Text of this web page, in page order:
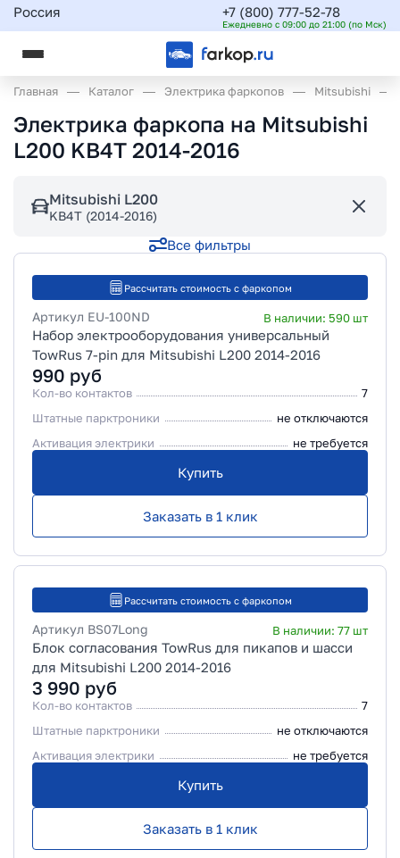
Россия +7 (800) 777-52-78
Ежедневно с 09:00 до 21:00 (по Мск)
Главная Каталог Электрика фаркопов Mitsubishi
Электрика фаркопа на Mitsubishi
L200 KB4T 2014-2016
Mitsubishi L200
KB4T (2014-2016)
Все фильтры
Рассчитать стоимость с фаркопом
Артикул EU-100ND В наличии: 590 шт
Набор электрооборудования универсальный
TowRus 7-pin для Mitsubishi L200 2014-2016
990 руб
Кол-во контактов
7
Штатные парктроники
не отключаются
Активация электрики
не требуется
Купить
Заказать в 1 клик
Рассчитать стоимость с фаркопом
Артикул BS07Long В наличии: 77 шт
Блок согласования TowRus для пикапов и шасси
для Mitsubishi L200 2014-2016
3 990 руб
Кол-во контактов
7
Штатные парктроники
не отключаются
Активация электрики
не требуется
Купить
Заказать в 1 клик